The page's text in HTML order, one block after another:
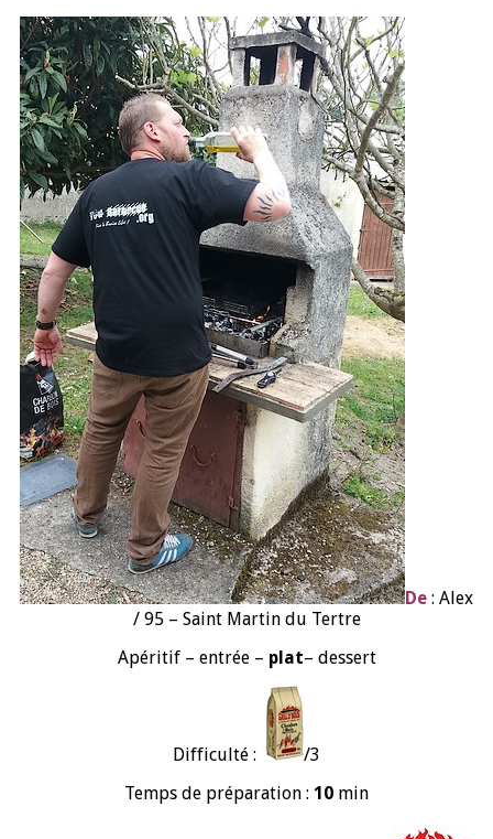
De : Alex
/ 95 – Saint Martin du Tertre
Apéritif – entrée – plat– dessert
Difficulté :
/3
Temps de préparation : 10 min